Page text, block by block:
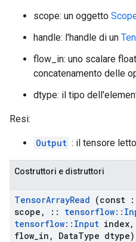
scope: un oggetto
handle: l'handle di un
flow_in: uno scalare
concatenamento delle
dtype: il tipo
Resi:
Output : il tensore
Costruttori e distruttori
TensorArrayRead (const
scope , :: tensorflow::
tensorflow:: Input index,
flow in , DataType dtype)